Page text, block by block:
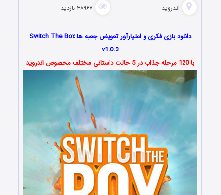
اندروید ۳۸۹۶۷ بازدید
دانلود بازی فکری و اعتیارآور تعویض جعبه ها Switch The Box
v1.0.3
با 120 مرحله جذاب در 5 حالت داستانی مختلف مخصوص اندروید